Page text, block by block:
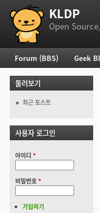
부 메뉴 KLDP
Open
주 메뉴
Forum (BBS) Geek
둘러보기
최근 포스트
사용자 로그인
아이디 *
비밀번호*
가입하기